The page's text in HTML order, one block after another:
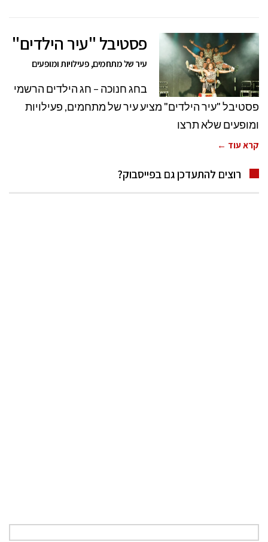
פסטיבל "עיר הילדים"
עיר של מתחמים, פעילויות ומופעים
בחג חנוכה – חג הילדים הרשמי
פסטיבל "עיר הילדים" מציע עיר של מתחמים, פעילויות
ומופעים שלא תרצו
קרא עוד ←
רוצים להתעדכן גם בפייסבוק?